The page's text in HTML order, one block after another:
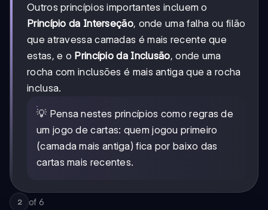
Outros princípios importantes incluem o
Princípio da Interseção, onde uma falha ou filão
que atravessa camadas é mais recente que
estas, e o Princípio da Inclusão, onde uma
rocha com inclusões é mais antiga que a rocha
inclusa.
💡 Pensa nestes princípios como regras de
um jogo de cartas: quem jogou primeiro
(camada mais antiga) fica por baixo das
cartas mais recentes.
2 of 6